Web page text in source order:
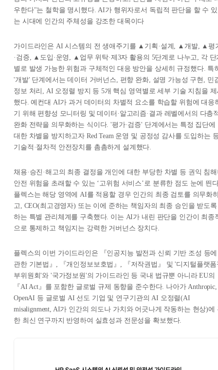
우한다"는 철학을 명시했다. AI가 행위자로서 독립적 판단을 할 수 있
는 시대에 인간의 주체성을 강조한 대목이다
가이드라인은 AI 시스템의 전 생애주기를 ▲기획·설계, ▲개발, ▲평
·검증, ▲도입·운영, ▲업무 위탁·제3자 활용의 5단계로 나누고, 각 단
별로 발생 가능한 위험과 구체적인 대응 방안을 상세히 규정했다. 특
'개발' 단계에서는 데이터 거버넌스, 편향 완화, 설명 가능성 구현, 민
정보 처리, AI 오정렬 방지 등 5개 핵심 영역별로 세부 기술 지침을 제
했다. 예컨대 AI가 과거 데이터의 차별적 요소를 학습할 위험에 대응
기 위해 편향성 모니터링 및 데이터·알고리즘·결과 레벨에서의 다층
완화 전략을 의무화하는 식이다. '평가·검증' 단계에서는 특정 집단에
대한 차별을 방지하고자 Red Team 운영 및 공정성 감사를 도입하는
기술적·절차적 안전장치를 촘촘하게 설계했다.
채용·승진·해고의 최종 결정을 개인에 대한 부당한 차별 등 권익 침
안전 위험을 초래할 수 있는 ‘고위험 서비스’로 분류한 점도 눈에 띈
플렉스는 해당 영역에 AI를 적용할 경우 인간의 최종 검토를 의무화
고, CEO(최고경영자) 또는 이에 준하는 책임자의 최종 승인을 받도록
하는 특별 관리체계를 구축했다. 이는 AI가 내린 판단을 인간이 최종
으로 통제하고 책임지는 강력한 거버넌스 장치다.
플렉스의 이번 가이드라인은 『인공지능 발전과 신뢰 기반 조성 등에
관한 기본법』, 『개인정보보호법』, 『저작권법』 및 '디지털플랫폼
부위원회'와 '국가정보원'의 가이드라인 등 국내 법규뿐 아니라 EU의
『AI Act』를 포함한 글로벌 규제 동향을 준수한다. 나아가 Anthropic,
OpenAI 등 글로벌 AI 선도 기업 및 연구기관의 AI 오정렬(AI
misalignment, AI가 인간의 의도나 가치와 어긋나게 작동하는 현상)에
한 최신 연구까지 반영하여 실효성과 전문성을 확보했다.